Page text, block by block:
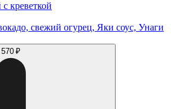
креветкой
свежий огурец, Яки соус, Унаги
570 ₽